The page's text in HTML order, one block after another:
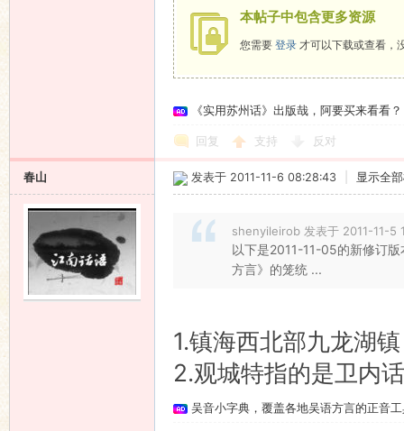
本帖子中包含更多资源
您需要 登录 才可以下载或查看，
《实用苏州话》出版哉，阿要买来看看？
回复 支持 反对
春山 发表于 2011-11-6 08:28:43 显示全
shenyileirob 发表于 2011-11-5
以下是2011-11-05的新修订
方言》的笼统 ...
1.镇海西北部九龙湖
2.观城特指的是卫内
吴音小字典，覆盖各地吴语方言的正音